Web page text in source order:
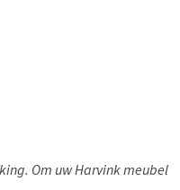
Om uw Harvink meubel